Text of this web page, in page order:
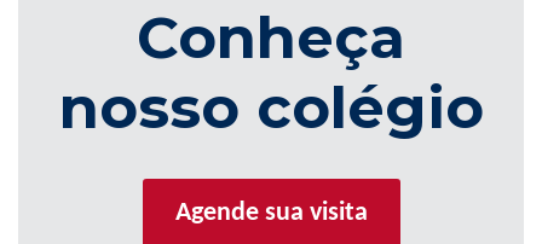
Conheça
nosso colégio
Agende sua visita